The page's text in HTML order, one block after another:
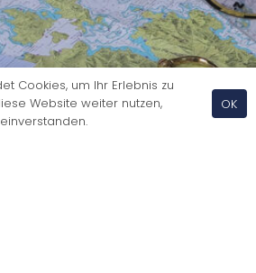
Cookies, um Ihr Erlebnis zu
Website weiter nutzen,
OK